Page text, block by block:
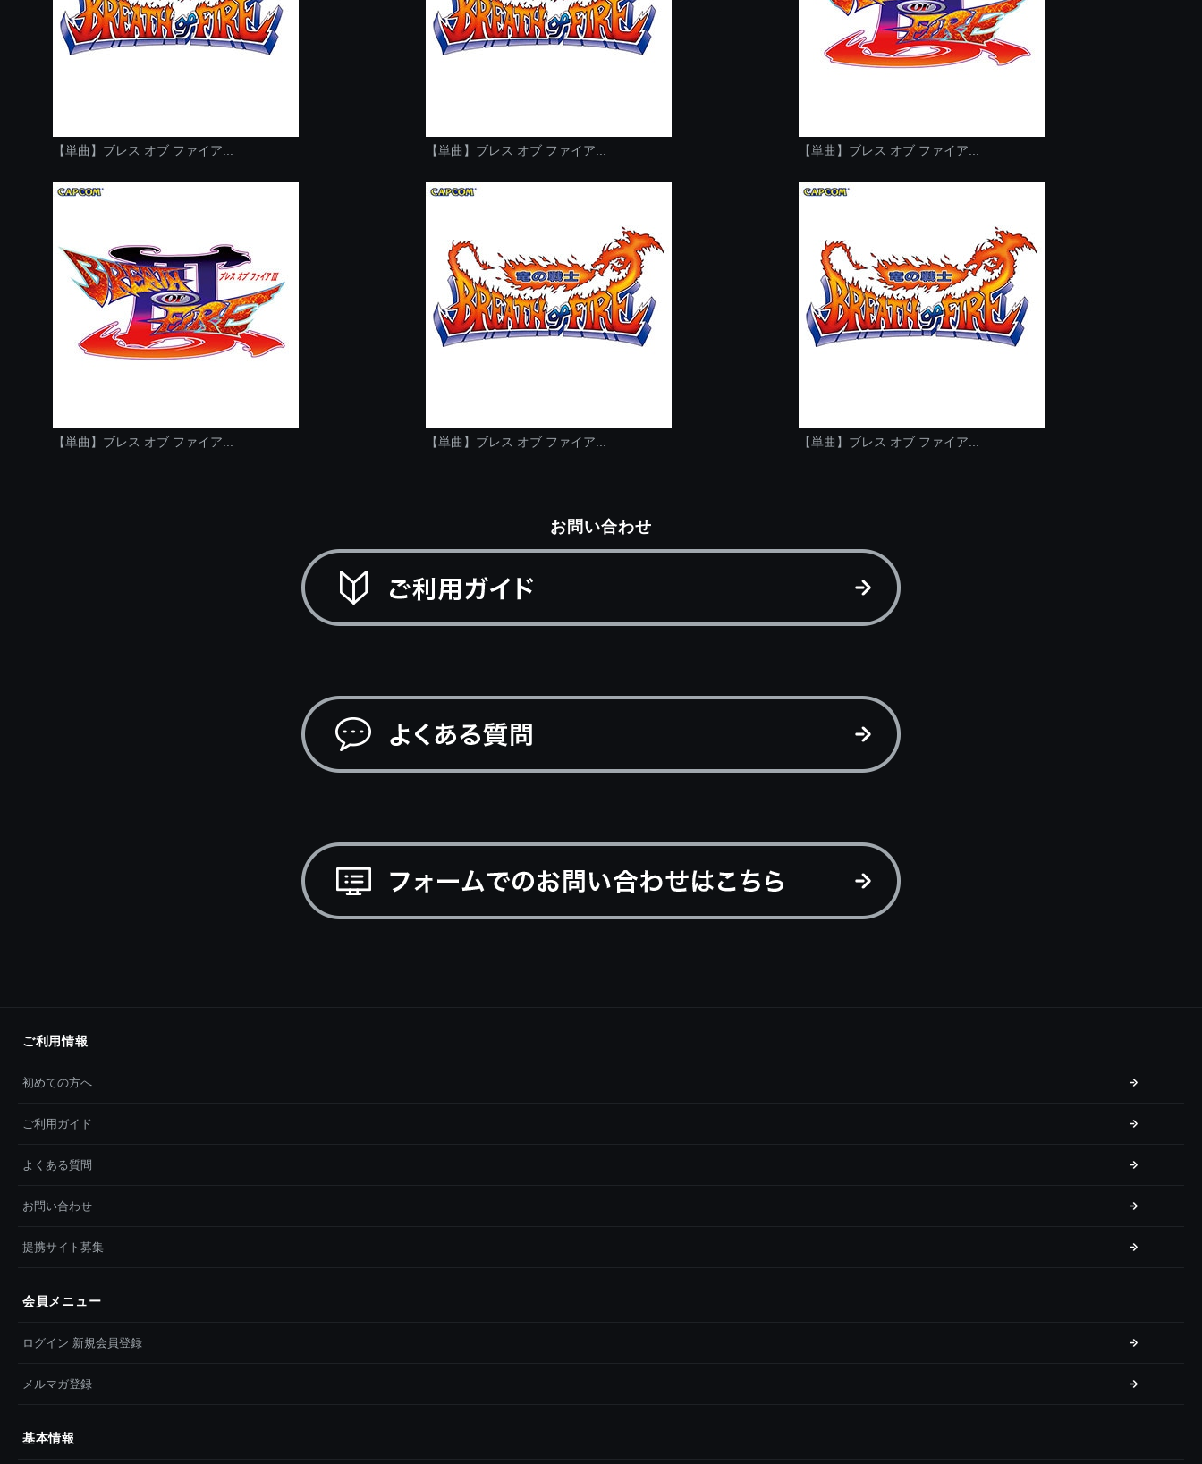
【単曲】ブレス オブ ファイア... 【単曲】ブレス オブ ファイア... 【単曲】ブレス オブ ファイア...
【単曲】ブレス オブ ファイア... 【単曲】ブレス オブ ファイア... 【単曲】ブレス オブ ファイア...
お問い合わせ
ご利用情報
初めての方へ
ご利用ガイド
よくある質問
お問い合わせ
提携サイト募集
会員メニュー
ログイン 新規会員登録
メルマガ登録
基本情報